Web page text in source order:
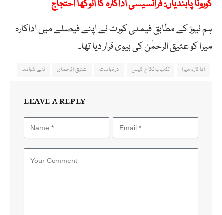
کورونا پابندیاں: فرانسیسی اداکارہ کا انوکھا احتجاج
ہم نیوز کے مطابق فیملی کورٹ نے اپنے فیصلے میں اداکارہ
میرا کو عتیق الرحمٰن کی بیوی قرار دیا تھا۔
اداکارہ میرا تکذیب نکاح کیس درخواست عتیق الرحمان نئے شواہد
LEAVE A REPLY